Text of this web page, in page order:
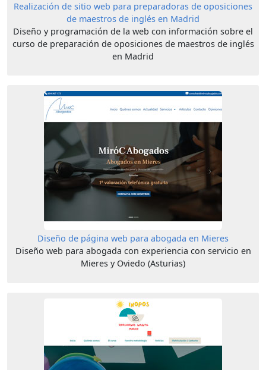
Realización de sitio web para preparadoras de oposiciones
de maestros de inglés en Madrid
Diseño y programación de la web con información sobre el
curso de preparación de oposiciones de maestros de inglés
en Madrid
Diseño de página web para abogada en Mieres
Diseño web para abogada con experiencia con servicio en
Mieres y Oviedo (Asturias)